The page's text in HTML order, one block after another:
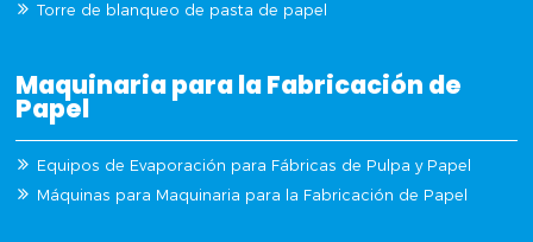
Torre de blanqueo de pasta de papel
Maquinaria para la Fabricación de
Papel
Equipos de Evaporación para Fábricas de Pulpa y Papel
Máquinas para Maquinaria para la Fabricación de Papel